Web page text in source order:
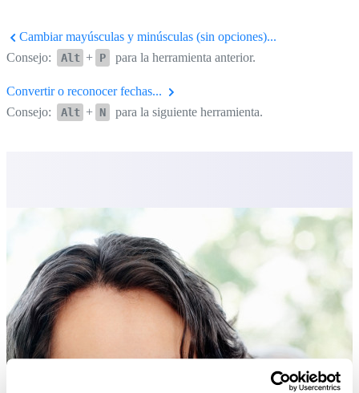
Cambiar mayúsculas y minúsculas (sin opciones)...
Consejo:
Alt + P para la herramienta anterior.
Convertir o reconocer fechas...
Consejo:
Alt + N para la siguiente herramienta.